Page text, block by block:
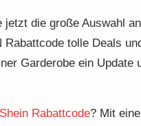
die große Auswahl
tolle Deals
Garderobe ein Update
Shein Rabattcode? Mit